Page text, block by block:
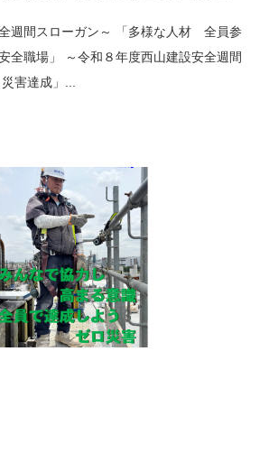
週間スローガン～ 「多様な人材 全員参
職場」 ～令和８年度西山建設安全週間
害達成」...